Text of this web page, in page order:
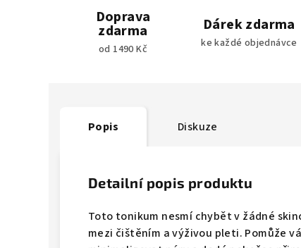
Doprava
zdarma
od 1490 Kč
Dárek zdarma
ke každé objednávce
Popis Diskuze
Detailní popis produktu
Toto tonikum nesmí chybět v žádné
mezi čištěním a výživou pleti. Pomůže